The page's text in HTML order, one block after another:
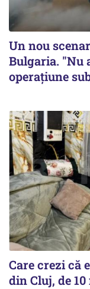
Un nou
Bulgaria. "Nu
operațiune
Care crezi că
din Cluj, de 10